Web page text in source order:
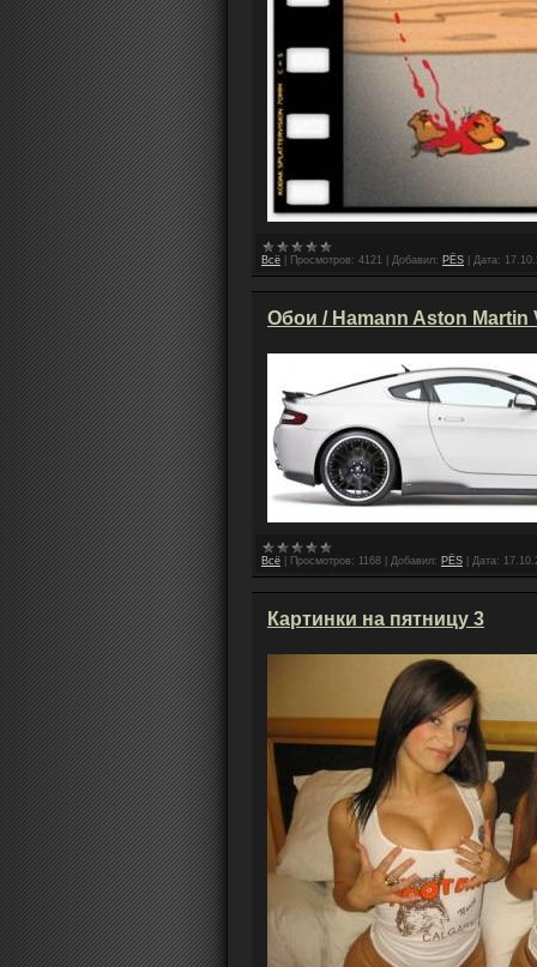
Всё Просмотров: 4121 Добавил: PЁS Дата:
Обои / Hamann Aston Martin
Всё Просмотров: 1168 Добавил: PЁS Дата:
Картинки на пятницу 3